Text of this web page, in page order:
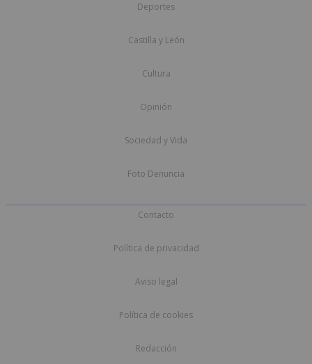
Deportes
Castilla y León
Cultura
Opinión
Sociedad y Vida
Foto Denuncia
Contacto
Política de privacidad
Aviso legal
Política de cookies
Redacción